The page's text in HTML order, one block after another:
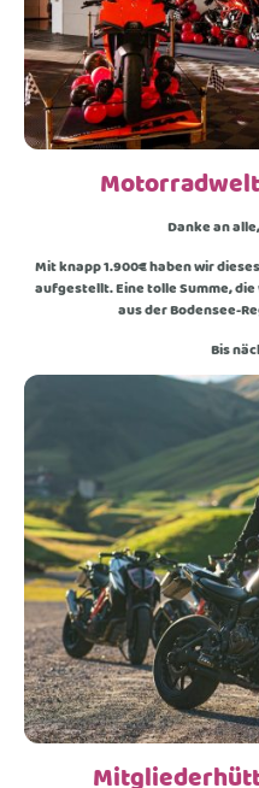
Danke an
Mit knapp 1.900€ haben wir
aufgestellt. Eine tolle Summe,
aus der Bodensee-
Bis